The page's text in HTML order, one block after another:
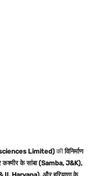
Limited)कीविनिर्माण
के सांबा (Samba, J&K),